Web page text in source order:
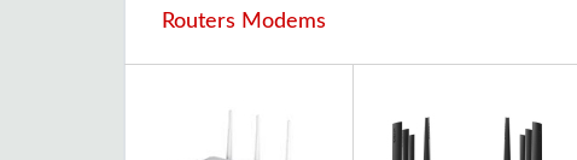
Routers Modems